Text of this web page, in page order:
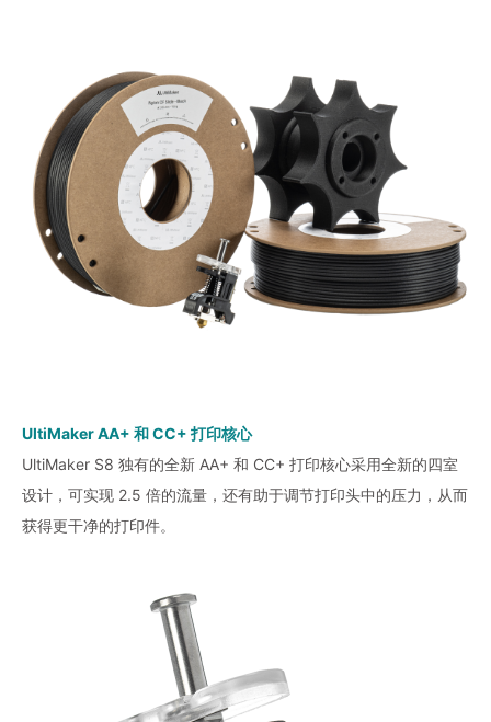
UltiMaker AA+ 和 CC+ 打印核心
UltiMaker S8 独有的全新 AA+ 和 CC+ 打印核心采用全新的四室
设计，可实现 2.5 倍的流量，还有助于调节打印头中的压力，从而
获得更干净的打印件。